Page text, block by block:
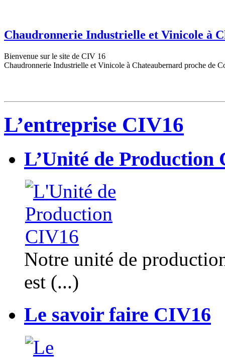
Chaudronnerie Industrielle et Vinicole à
Bienvenue sur le site de CIV 16
Chaudronnerie Industrielle et Vinicole à Chateaubernard proche de
L’entreprise CIV16
L’Unité de Production
Notre unité de
est (...)
Le savoir faire CIV16